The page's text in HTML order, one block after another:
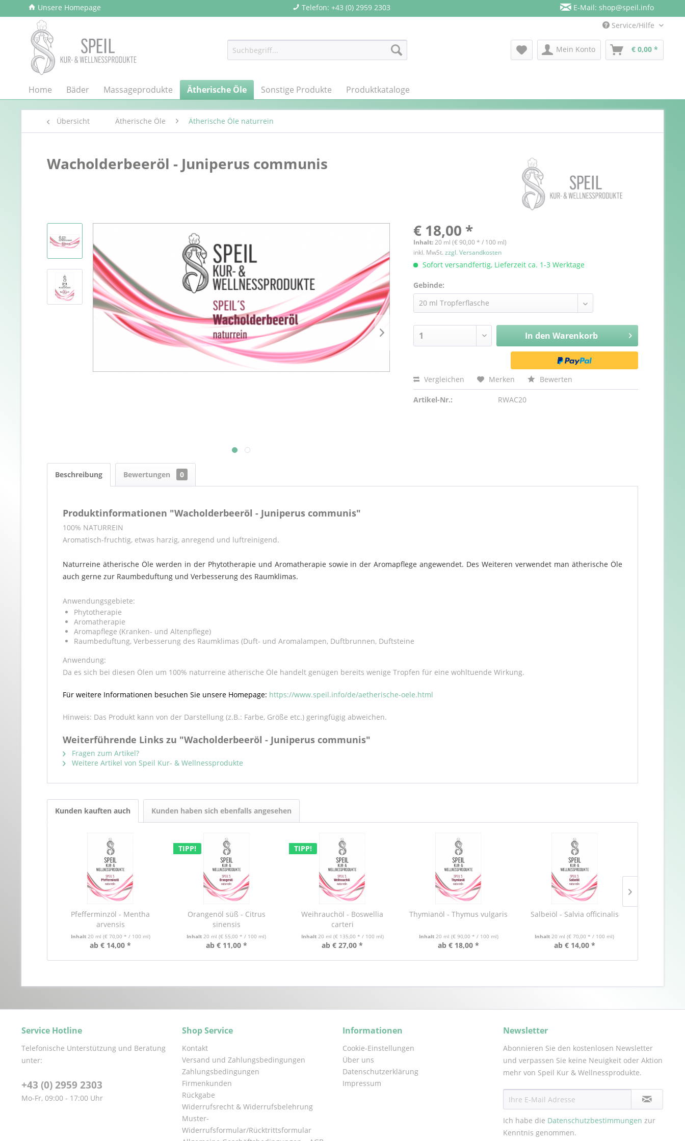
Unsere Homepage Telefon: +43 (0) 2959 2303
E-Mail: shop@speil.info
Service/Hilfe
Mein Konto € 0,00 *
Home Bäder Massageprodukte Ätherische Öle Sonstige Produkte Produktkataloge
Übersicht Ätherische Öle Ätherische Öle naturrein
Wacholderbeeröl - Juniperus communis
€ 18,00 *
Inhalt:20 ml (€ 90,00 * / 100 ml)
inkl. MwSt.zzgl. Versandkosten
Sofort versandfertig, Lieferzeit ca. 1-3 Werktage
Gebinde:
In den Warenkorb
Vergleichen Merken Bewerten
Artikel-Nr.: RWAC20
Beschreibung Bewertungen 0
Produktinformationen "Wacholderbeeröl - Juniperus communis"
100% NATURREIN
Aromatisch-fruchtig, etwas harzig, anregend und luftreinigend.
Naturreine ätherische Öle werden in der Phytotherapie und Aromatherapie sowie in der Aromapflege angewendet. Des Weiteren verwendet man ätherische Öle
auch gerne zur Raumbeduftung und Verbesserung des Raumklimas.
Anwendungsgebiete:
Phytotherapie
Aromatherapie
Aromapflege (Kranken- und Altenpflege)
Raumbeduftung, Verbesserung des Raumklimas (Duft- und Aromalampen, Duftbrunnen, Duftsteine
Anwendung:
Da es sich bei diesen Ölen um 100% naturreine ätherische Öle handelt genügen bereits wenige Tropfen für eine wohltuende Wirkung.
Für weitere Informationen besuchen Sie unsere Homepage: https://www.speil.info/de/aetherische-oele.html
Hinweis: Das Produkt kann von der Darstellung (z.B.: Farbe, Größe etc.) geringfügig abweichen.
Weiterführende Links zu "Wacholderbeeröl - Juniperus communis"
Fragen zum Artikel?
Weitere Artikel von Speil Kur- & Wellnessprodukte
Kunden kauften auch Kunden haben sich ebenfalls angesehen
Pfefferminzöl - Mentha
arvensis
Inhalt 20 ml (€ 70,00 * / 100 ml)
ab € 14,00 *
TIPP!
Orangenöl süß - Citrus
sinensis
Inhalt 20 ml(€ 55,00 * / 100 ml)
ab € 11,00 *
TIPP!
Weihrauchöl - Boswellia
carteri
Inhalt 20 ml (€ 135,00 * / 100 ml)
ab € 27,00 *
Thymianöl - Thymus vulgaris
Inhalt 20 ml (€ 90,00 * / 100 ml)
ab € 18,00 *
Salbeiöl - Salvia officinalis
Inhalt 20 ml(€ 70,00 * / 100 ml)
ab € 14,00 *
Service Hotline
Telefonische Unterstützung und Beratung
unter:
+43 (0) 2959 2303
Mo-Fr, 09:00 - 17:00 Uhr
Shop Service
Kontakt
Versand und Zahlungsbedingungen
Zahlungsbedingungen
Firmenkunden
Rückgabe
Widerrufsrecht & Widerrufsbelehrung
Muster-
Widerrufsformular/Rücktrittsformular
Informationen
Cookie-Einstellungen
Über uns
Datenschutzerklärung
Impressum
Newsletter
Abonnieren Sie den kostenlosen Newsletter
und verpassen Sie keine Neuigkeit oder Aktion
mehr von Speil Kur & Wellnessprodukte.
Ich habe die Datenschutzbestimmungen zur
Kenntnis genommen.